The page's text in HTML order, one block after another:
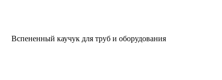
Вспененный каучук для труб и оборудования